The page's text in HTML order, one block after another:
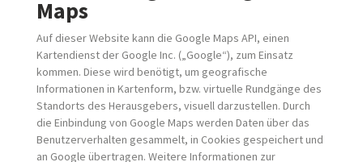
Maps
Auf dieser Website kann die Google Maps API, einen
Kartendienst der Google Inc. („Google“), zum Einsatz
kommen. Diese wird benötigt, um geografische
Informationen in Kartenform, bzw. virtuelle Rundgänge des
Standorts des Herausgebers, visuell darzustellen. Durch
die Einbindung von Google Maps werden Daten über das
Benutzerverhalten gesammelt, in Cookies gespeichert und
an Google übertragen. Weitere Informationen zur